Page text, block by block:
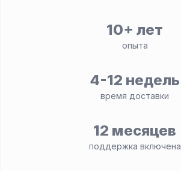
10+ лет
опыта
4-12 недель
время доставки
12 месяцев
поддержка включена